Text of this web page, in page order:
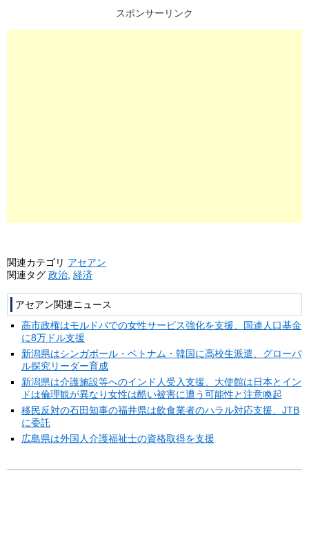
スポンサーリンク
関連カテゴリ アセアン
関連タグ 政治 経済
アセアン関連ニュース
高市政権はモルドバでの女性サービス強化を支援、国連人口基金
に8万ドル支援
新潟県はシンガポール・ベトナム・韓国に高校生派遣、グローバ
ル探究リーダー育成
新潟県は介護施設等へのインド人受入支援、大使館は日本とイン
ドは倫理観が異なり女性は酷い被害に遭う可能性と注意喚起
移民反対の石田知事の福井県は飲食業者のハラル対応支援、JTB
に委託
広島県は外国人介護福祉士の資格取得を支援